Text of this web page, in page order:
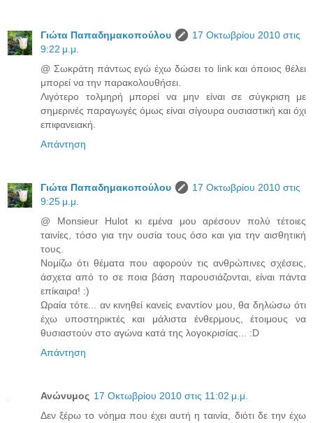
Γιώτα Παπαδημακοπούλου
17 Οκτωβρίου 2010 στις
9:22 μ.μ.
@ Σωκράτη πάντως εγώ έχω δώσει το link και όποιος θέλει
μπορεί να την παρακολουθήσει.
Λιγότερο τολμηρή μπορεί να μην είναι σε σύγκριση με
σημερινές παραγωγές όμως είναι σίγουρα ουσιαστική και όχι
επιφανειακή.
Απάντηση
Γιώτα Παπαδημακοπούλου
17 Οκτωβρίου 2010 στις
9:25 μ.μ.
@ Monsieur Hulot κι εμένα μου αρέσουν πολύ τέτοιες
ταινίες, τόσο για την ουσία τους όσο και για την αισθητική
τους.
Νομίζω ότι θέματα που αφορούν τις ανθρώπινες σχέσεις,
άσχετα από το σε ποια βάση παρουσιάζονται, είναι πάντα
επίκαιρα! :)
Ωραία τότε... αν κινηθεί κανείς εναντίον μου, θα δηλώσω ότι
έχω υποστηρικτές και μάλιστα ένθερμους, έτοιμους να
θυσιαστούν στο αγώνα κατά της λογοκρισίας... :D
Απάντηση
Ανώνυμος 17 Οκτωβρίου 2010 στις 11:02 μ.μ.
Δεν ξέρω το νόημα που έχει αυτή η ταινία, διότι δε την έχω